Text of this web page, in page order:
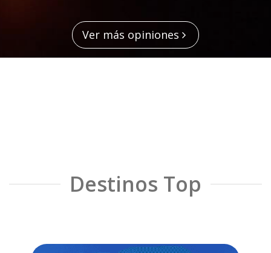
Ver más opiniones
Destinos Top